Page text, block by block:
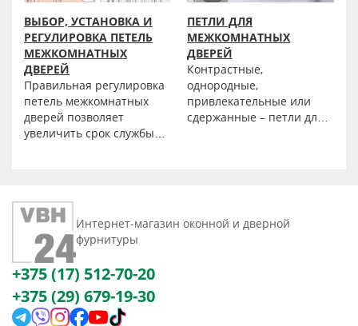
ВЫБОР, УСТАНОВКА И
РЕГУЛИРОВКА ПЕТЕЛЬ
МЕЖКОМНАТНЫХ
ДВЕРЕЙ
Правильная регулировка
петель межкомнатных
дверей позволяет
увеличить срок службы
неравномерной нагрузки
из-за перекосов и
напряжения при
открывании-закрывании.
ПЕТЛИ ДЛЯ
МЕЖКОМНАТНЫХ
ДВЕРЕЙ
Контрастные,
однородные,
привлекательные или
сдержанные – петли для
выбор. Мы предлагаем
Интернет-магазин оконной и дверной
фурнитуры
+375 (17) 512-70-20
+375 (29) 679-19-30